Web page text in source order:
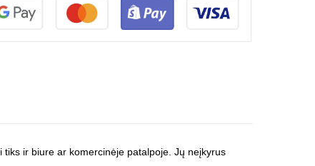
ir biure ar komercinėje patalpoje. Jų neįkyrus